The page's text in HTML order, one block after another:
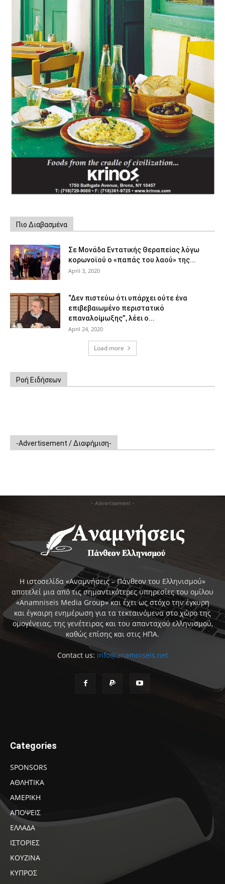
Πιο Διαβασμένα
Σε Μονάδα Εντατικής Θεραπείας λόγω
κορωνοϊού ο «παπάς του λαού» της...
April 3, 2020
“Δεν πιστεύω ότι υπάρχει ούτε ένα
επιβεβαιωμένο περιστατικό
επαναλοίμωξης”, λέει ο...
April 24, 2020
Load more
Ροή Ειδήσεων
-Advertisement / Διαφήμιση-
- Advertisement -
Η ιστοσελίδα «Αναμνήσεις – Πάνθεον του Ελληνισμού»
αποτελεί μια από τις σημαντικότερες υπηρεσίες του ομίλου
«Anamniseis Media Group» και έχει ως στόχο την έγκυρη
και έγκαιρη ενημέρωση για τα τεκταινόμενα στο χώρο της
ομογένειας, της γενέτειρας και του απανταχού ελληνισμού,
καθώς επίσης και στις ΗΠΑ.
Contact us: info@anamniseis.net
Categories
SPONSORS
ΑΘΛΗΤΙΚΑ
ΑΜΕΡΙΚΗ
ΑΠΟΨΕΙΣ
ΕΛΛΑΔΑ
ΙΣΤΟΡΙΕΣ
ΚΟΥΖΙΝΑ
ΚΥΠΡΟΣ